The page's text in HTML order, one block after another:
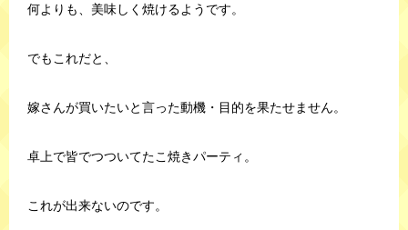
何よりも、美味しく焼けるようです。
でもこれだと、
嫁さんが買いたいと言った動機・目的を果たせません。
卓上で皆でつついてたこ焼きパーティ。
これが出来ないのです。